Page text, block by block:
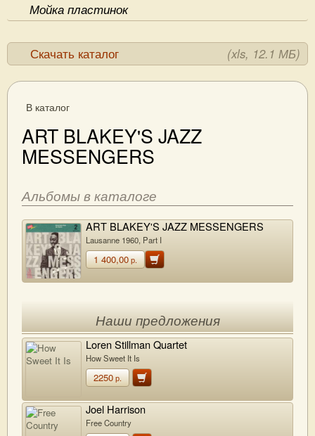
Мойка пластинок
Скачать каталог (xls, 12.1 МБ)
В каталог
ART BLAKEY'S JAZZ
MESSENGERS
Альбомы в каталоге
ART BLAKEY'S JAZZ MESSENGERS
Lausanne 1960, Part I
1 400,00р.
Наши предложения
Loren Stillman Quartet
How Sweet It Is
2250р.
Joel Harrison
Free Country